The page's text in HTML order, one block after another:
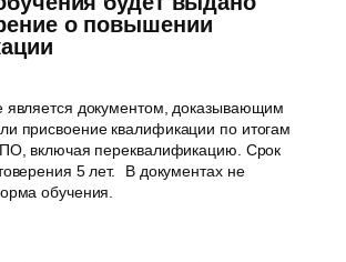
о повышении
является документом, доказывающим
присвоение квалификации по итогам
включая переквалификацию. Срок
5 лет. В документах не
обучения.